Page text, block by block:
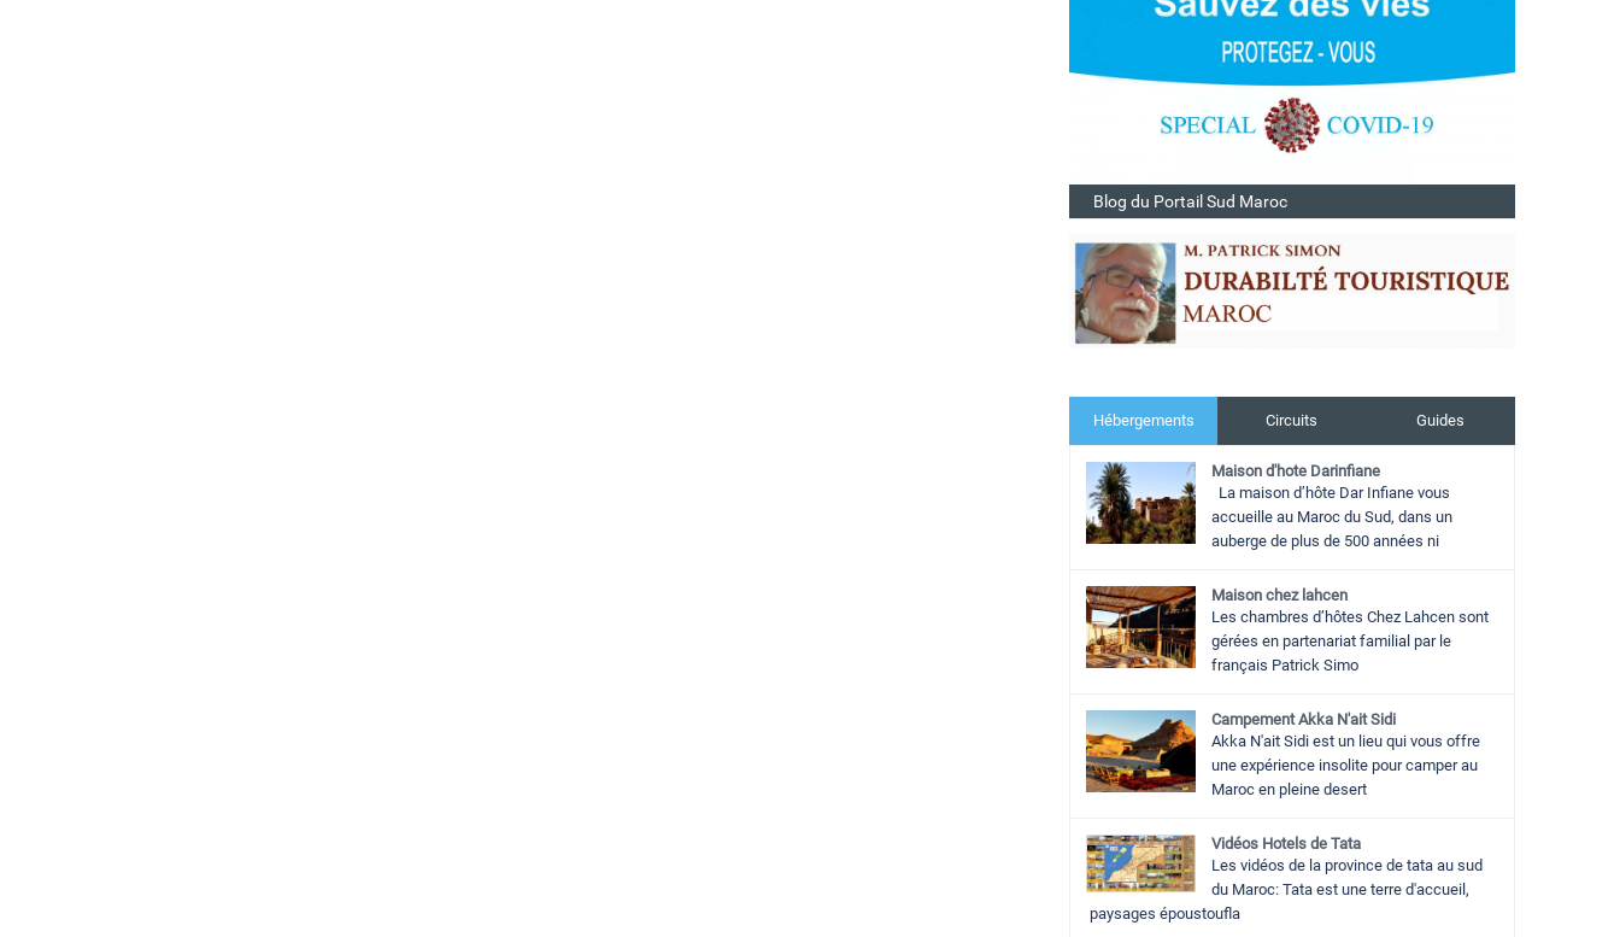
Blog du Portail Sud Maroc
Hébergements Circuits Guides
Maison d'hote Darinfiane
La maison d’hôte Dar Infiane vous
accueille au Maroc du Sud, dans un
auberge de plus de 500 années ni
Maison chez lahcen
Les chambres d’hôtes Chez Lahcen sont
gérées en partenariat familial par le
français Patrick Simo
Campement Akka N'ait Sidi
Akka N'ait Sidi est un lieu qui vous offre
une expérience insolite pour camper au
Maroc en pleine desert
Vidéos Hotels de Tata
Les vidéos de la province de tata au sud
du Maroc: Tata est une terre d'accueil,
paysages époustoufla